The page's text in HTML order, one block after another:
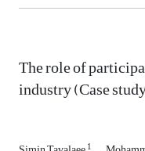
The role of
industry (Case
1